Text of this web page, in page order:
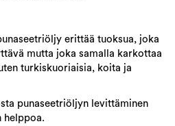
erittää tuoksua, joka
mutta joka samalla karkottaa
turkiskuoriaisia, koita ja
punaseetriöljyn levittäminen
helppoa.